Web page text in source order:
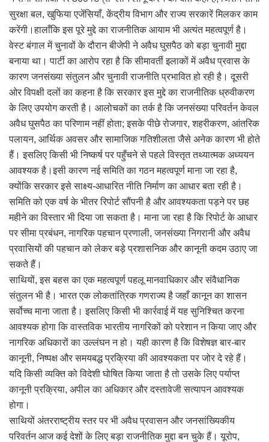
सुरक्षा बल, खुफिया एजेंसियाँ, केंद्रीय विभाग और राज्य सरकारें मिलकर काम
करेंगी।हालाँकि इस पूरे मुद्दे का राजनीतिक आयाम भी अत्यंत महत्वपूर्ण है।
वेस्ट बंगाल में चुनावों के दौरान बीजेपी ने अवैध घुसपैठ को बड़ा चुनावी मुद्दा
बनाया था। पार्टी का आरोप रहा है कि सीमावर्ती इलाकों में अवैध प्रवास के
कारण जनसंख्या संतुलन और चुनावी राजनीति प्रभावित हो रही है। दूसरी
ओर विपक्षी दलों का कहना है कि सरकार इस मुद्दे का राजनीतिक ध्रुवीकरण
के लिए उपयोग करती है। आलोचकों का तर्क है कि जनसंख्या परिवर्तन केवल
अवैध घुसपैठ का परिणाम नहीं होता; इसके पीछे रोजगार, शहरीकरण, आंतरिक
पलायन, आर्थिक अवसर और सामाजिक गतिशीलता जैसे अनेक कारण भी होते
हैं। इसलिए किसी भी निष्कर्ष पर पहुँचने से पहले विस्तृत तथ्यात्मक अध्ययन
आवश्यक है।इसी कारण नई समिति का गठन महत्वपूर्ण माना जा रहा है,
क्योंकि सरकार इसे साक्ष्य-आधारित नीति निर्माण का आधार बता रही है।
समिति को एक वर्ष के भीतर रिपोर्ट सौंपनी है और आवश्यकता पड़ने पर छह
महीने का विस्तार भी दिया जा सकता है। माना जा रहा है कि रिपोर्ट के आधार
पर सीमा प्रबंधन, नागरिक पहचान प्रणाली, जनसंख्या निगरानी और अवैध
प्रवासियों की पहचान को लेकर बड़े प्रशासनिक और कानूनी कदम उठाए जा
सकते हैं।
साथियों, इस बहस का एक महत्वपूर्ण पहलू मानवाधिकार और संवैधानिक
संतुलन भी है। भारत एक लोकतांत्रिक गणराज्य है जहाँ कानून का शासन
सर्वोच्च माना जाता है। इसलिए किसी भी कार्रवाई में यह सुनिश्चित करना
आवश्यक होगा कि वास्तविक भारतीय नागरिकों को परेशान न किया जाए और
नागरिक अधिकारों का उल्लंघन न हो। यही कारण है कि विशेषज्ञ बार-बार
कानूनी, निष्पक्ष और समयबद्ध प्रक्रिया की आवश्यकता पर जोर दे रहे हैं।
यदि किसी व्यक्ति को विदेशी घोषित किया जाता है तो उसके लिए पर्याप्त
कानूनी प्रक्रिया, अपील का अधिकार और दस्तावेजी सत्यापन आवश्यक
होगा।
साथियों अंतरराष्ट्रीय स्तर पर भी अवैध प्रवासन और जनसांख्यिकीय
परिवर्तन आज कई देशों के लिए बड़ा राजनीतिक मुद्दा बन चुके हैं। यूरोप,